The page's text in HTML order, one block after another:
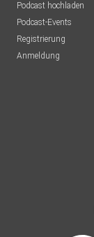
Podcast hochladen
Podcast-Events
Registrierung
Anmeldung